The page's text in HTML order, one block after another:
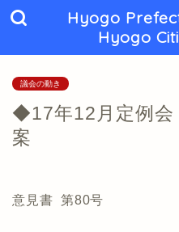
Hyogo
Hyogo
議会の動き
◆17年12月定例
案
意見書 第80号